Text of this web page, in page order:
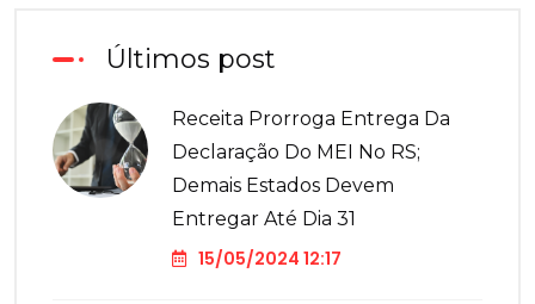
Últimos post
Receita Prorroga Entrega Da
Declaração Do MEI No RS;
Demais Estados Devem
Entregar Até Dia 31
15/05/2024 12:17